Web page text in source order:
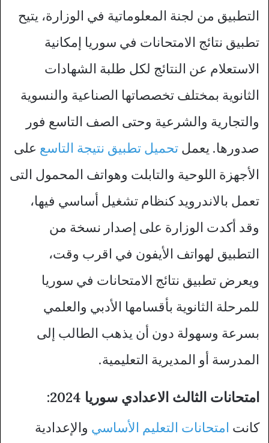
التطبيق من لجنة المعلوماتية في الوزارة، يتيح
تطبيق نتائج الامتحانات في سوريا إمكانية
الاستعلام عن النتائج لكل طلبة الشهادات
الثانوية بمختلف تخصصاتها الصناعية والنسوية
والتجارية والشرعية وحتى الصف التاسع فور
صدورها. يعمل تحميل تطبيق نتيجة التاسع على
الأجهزة اللوحية والتابلت وهواتف المحمول التى
تعمل بالاندرويد كنظام تشغيل أساسي فيها،
وقد أكدت الوزارة على إصدار نسخة من
التطبيق لهواتف الأيفون في اقرب وقت،
ويعرض تطبيق نتائج الامتحانات في سوريا
للمرحلة الثانوية بأقسامها الأدبي والعلمي
بسرعة وسهولة دون أن يذهب الطالب إلى
المدرسة أو المديرية التعليمية.
امتحانات الثالث الاعدادي سوريا 2024:
كانت امتحانات التعليم الأساسي والإعدادية